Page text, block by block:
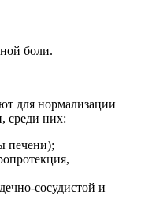
боли.
для нормализации
среди них:
печени);
сосудистой и